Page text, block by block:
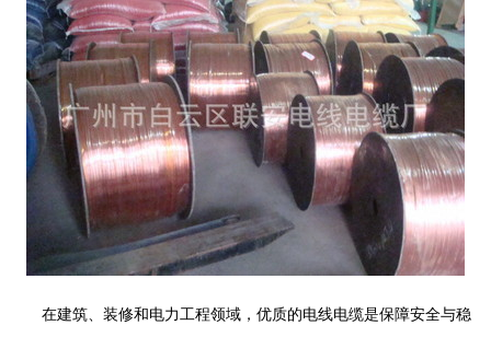
在建筑、装修和电力工程领域，优质的电线电缆是保障安全与稳